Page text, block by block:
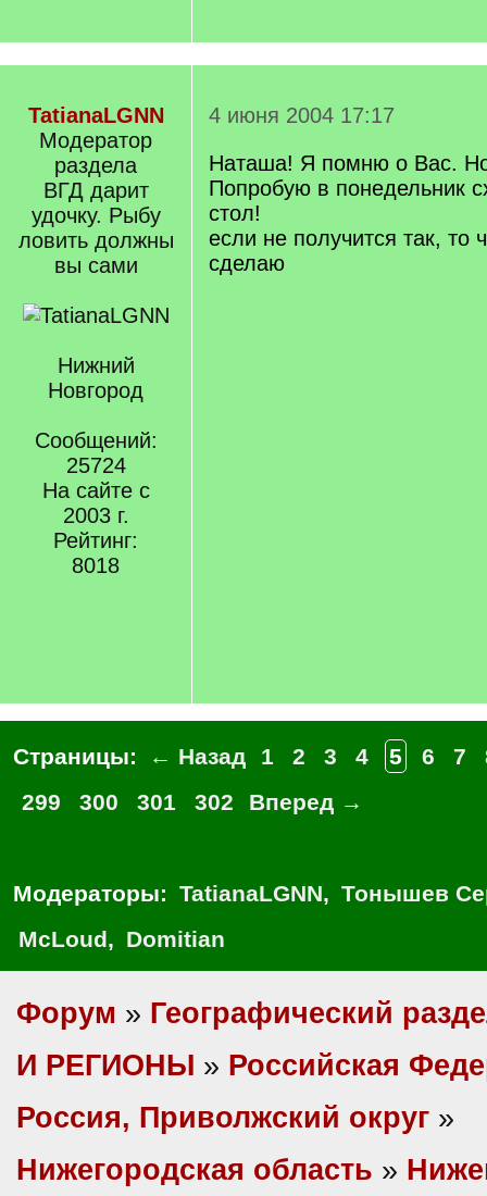
TatianaLGNN
Модератор
раздела
ВГД дарит
удочку. Рыбу
ловить должны
вы сами
Нижний
Новгород
Сообщений:
25724
На сайте с
2003 г.
Рейтинг:
8018
4 июня 2004 17:17
Наташа! Я помню о Вас. Но
Попробую в понедельник
стол!
если не получится так, то
сделаю
Страницы: ← Назад 1 2 3 4 5 6 7
299
300 301 302 Вперед →
Модераторы: TatianaLGNN, Тонышев
McLoud, Domitian
Форум » Географический
И РЕГИОНЫ » Российская
Россия, Приволжский округ »
Нижегородская область »